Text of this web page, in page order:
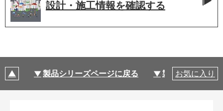
設計・施工情報を確認する
製品シリーズページに戻る 製品仕様
お気に入り